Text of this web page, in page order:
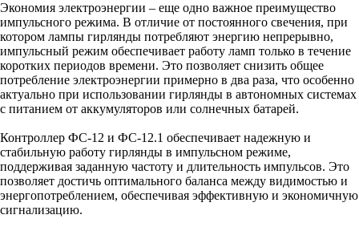
Экономия электроэнергии – еще одно важное преимущество
импульсного режима. В отличие от постоянного свечения, при
котором лампы гирлянды потребляют энергию непрерывно,
импульсный режим обеспечивает работу ламп только в течение
коротких периодов времени. Это позволяет снизить общее
потребление электроэнергии примерно в два раза, что особенно
актуально при использовании гирлянды в автономных системах
с питанием от аккумуляторов или солнечных батарей.
Контроллер ФС-12 и ФС-12.1 обеспечивает надежную и
стабильную работу гирлянды в импульсном режиме,
поддерживая заданную частоту и длительность импульсов. Это
позволяет достичь оптимального баланса между видимостью и
энергопотреблением, обеспечивая эффективную и экономичную
сигнализацию.